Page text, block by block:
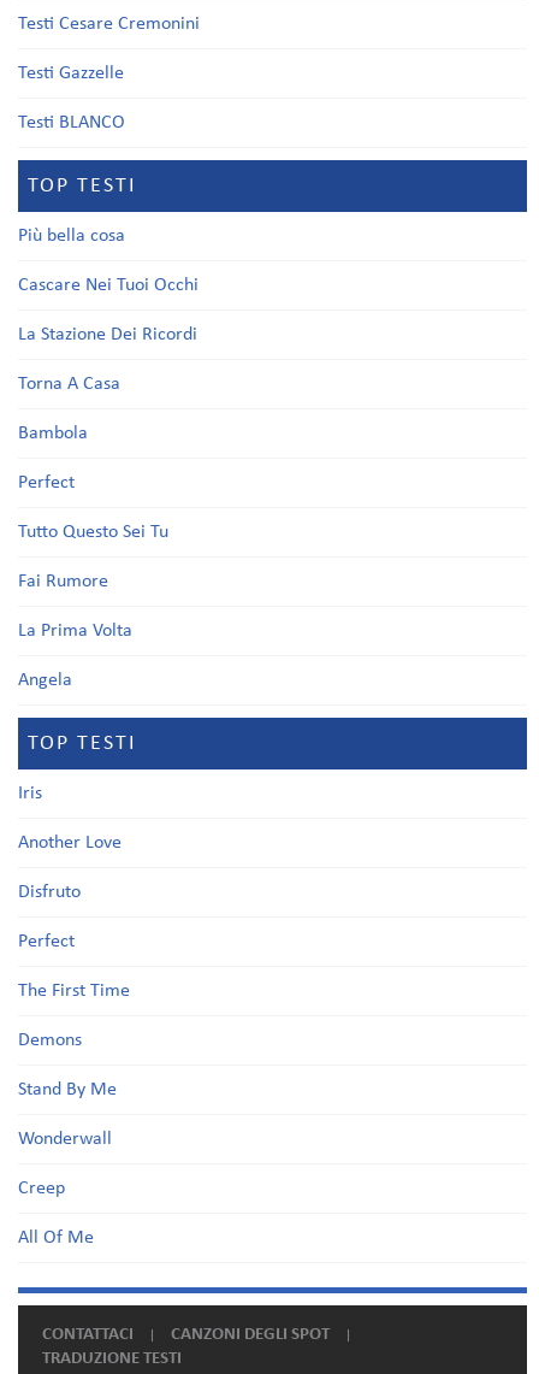
Testi Cesare Cremonini
Testi Gazzelle
Testi BLANCO
TOP TESTI
Più bella cosa
Cascare Nei Tuoi Occhi
La Stazione Dei Ricordi
Torna A Casa
Bambola
Perfect
Tutto Questo Sei Tu
Fai Rumore
La Prima Volta
Angela
TOP TESTI
Iris
Another Love
Disfruto
Perfect
The First Time
Demons
Stand By Me
Wonderwall
Creep
All Of Me
CONTATTACI
CANZONI DEGLI SPOT
TRADUZIONE TESTI